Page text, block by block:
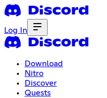
Log In
Download
Nitro
Discover
Quests